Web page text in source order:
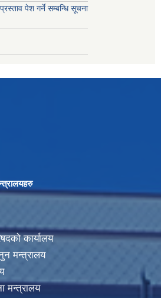
पेश गर्ने सम्बन्धि सूचना
कार्यालय
मन्त्रालय
मन्त्रालय